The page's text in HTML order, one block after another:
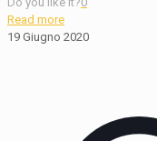
Read more
19 Giugno 2020